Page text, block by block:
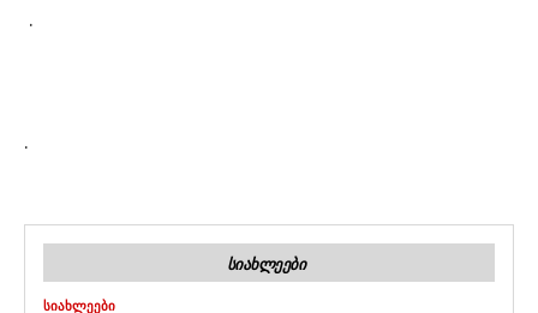
.
.
ᲡᲘᲐᲮᲚᲔᲔᲑᲘ
ᲡᲘᲐᲮᲚᲔᲔᲑᲘ